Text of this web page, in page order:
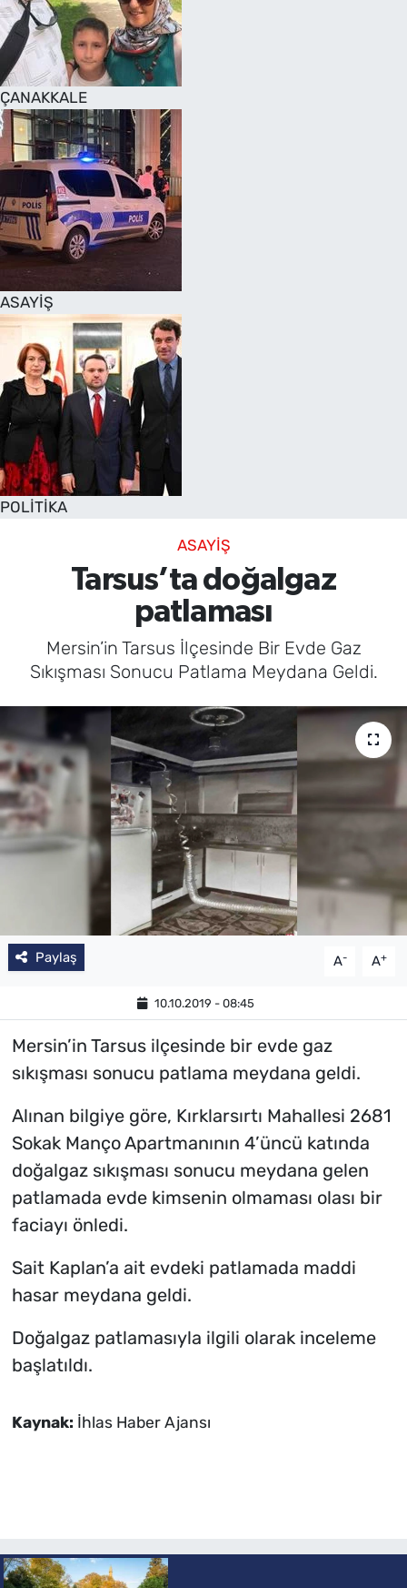
ÇANAKKALE
ASAYİŞ
POLİTİKA
ASAYİŞ
Tarsus’ta doğalgaz
patlaması
Mersin’in Tarsus İlçesinde Bir Evde Gaz
Sıkışması Sonucu Patlama Meydana Geldi.
Paylaş A- A+
10.10.2019 - 08:45
Mersin’in Tarsus ilçesinde bir evde gaz
sıkışması sonucu patlama meydana geldi.
Alınan bilgiye göre, Kırklarsırtı Mahallesi 2681
Sokak Manço Apartmanının 4’üncü katında
doğalgaz sıkışması sonucu meydana gelen
patlamada evde kimsenin olmaması olası bir
faciayı önledi.
Sait Kaplan’a ait evdeki patlamada maddi
hasar meydana geldi.
Doğalgaz patlamasıyla ilgili olarak inceleme
başlatıldı.
Kaynak: İhlas Haber Ajansı
SAĞLIK
TV REHBERİ